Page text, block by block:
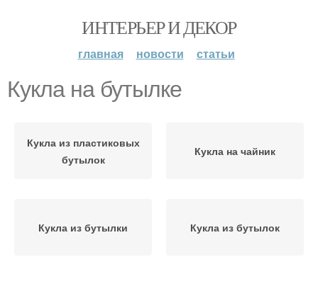
ИНТЕРЬЕР И ДЕКОР
главная новости статьи
Кукла на бутылке
Кукла из пластиковых
бутылок
Кукла на чайник
Кукла из бутылки Кукла из бутылок